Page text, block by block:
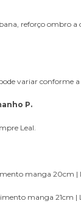
reforço ombro a
variar conforme
P.
Leal.
manga 20cm |
manga 21cm |